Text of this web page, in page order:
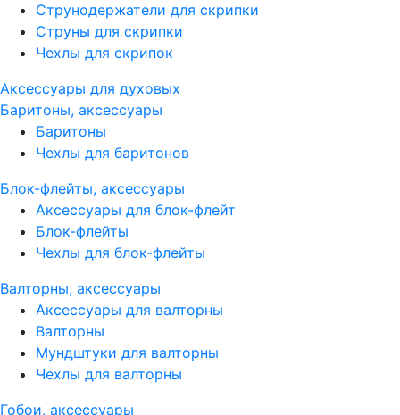
Струнодержатели для скрипки
Струны для скрипки
Чехлы для скрипок
Аксессуары для духовых
Баритоны, аксессуары
Баритоны
Чехлы для баритонов
Блок-флейты, аксессуары
Аксессуары для блок-флейт
Блок-флейты
Чехлы для блок-флейты
Валторны, аксессуары
Аксессуары для валторны
Валторны
Мундштуки для валторны
Чехлы для валторны
Гобои, аксессуары